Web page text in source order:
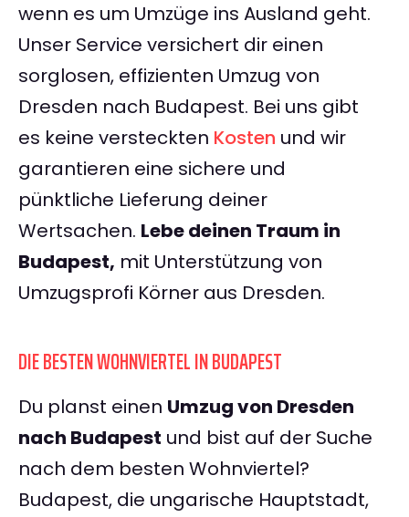
wenn es um Umzüge ins Ausland geht.
Unser Service versichert dir einen
sorglosen, effizienten Umzug von
Dresden nach Budapest. Bei uns gibt
es keine versteckten Kosten und wir
garantieren eine sichere und
pünktliche Lieferung deiner
Wertsachen. Lebe deinen Traum in
Budapest, mit Unterstützung von
Umzugsprofi Körner aus Dresden.
DIE BESTEN WOHNVIERTEL IN BUDAPEST
Du planst einen Umzug von Dresden
nach Budapest und bist auf der Suche
nach dem besten Wohnviertel?
Budapest, die ungarische Hauptstadt,